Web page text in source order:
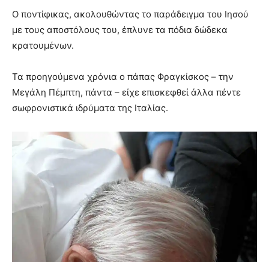
Ο ποντίφικας, ακολουθώντας το παράδειγμα του Ιησού
με τους αποστόλους του, έπλυνε τα πόδια δώδεκα
κρατουμένων.
Τα προηγούμενα χρόνια ο πάπας Φραγκίσκος – την
Μεγάλη Πέμπτη, πάντα – είχε επισκεφθεί άλλα πέντε
σωφρονιστικά ιδρύματα της Ιταλίας.